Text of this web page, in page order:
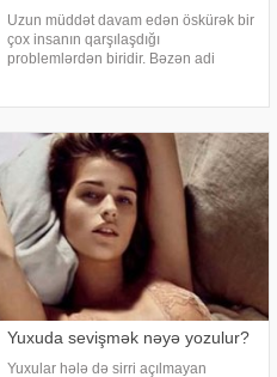
Uzun müddət davam edən öskürək bir
çox insanın qarşılaşdığı
problemlərdən biridir. Bəzən adi
tənəffüs yolu infeksiyası olmur
Yuxuda sevişmək nəyə yozulur?
Yuxular hələ də sirri açılmayan